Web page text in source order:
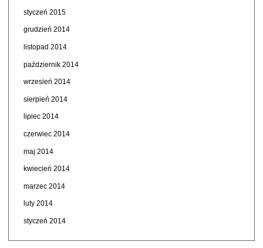
styczeń 2015
grudzień 2014
listopad 2014
październik 2014
wrzesień 2014
sierpień 2014
lipiec 2014
czerwiec 2014
maj 2014
kwiecień 2014
marzec 2014
luty 2014
styczeń 2014